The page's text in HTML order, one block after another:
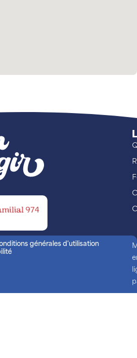
générales d'utilisation